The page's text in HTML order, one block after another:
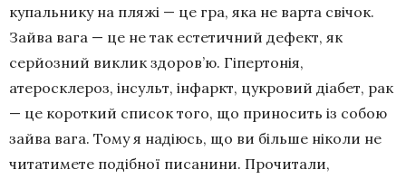
купальнику на пляжі — це гра, яка не варта свічок.
Зайва вага — це не так естетичний дефект, як
серйозний виклик здоров’ю. Гіпертонія,
атеросклероз, інсульт, інфаркт, цукровий діабет, рак
— це короткий список того, що приносить із собою
зайва вага. Тому я надіюсь, що ви більше ніколи не
читатимете подібної писанини. Прочитали,